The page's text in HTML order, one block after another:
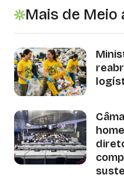
Mais de Meio